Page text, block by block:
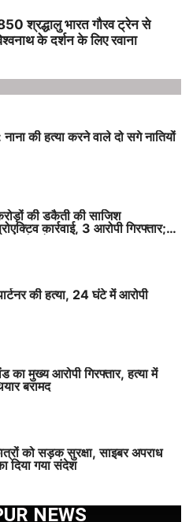
श्रद्धालु भारत गौरव ट्रेन से
के दर्शन के लिए रवाना
की हत्या करने वाले दो सगे नातियों
की डकैती की साजिश
कार्रवाई, 3 आरोपी गिरफ्तार;
और मोबाइल बरामद
की हत्या, 24 घंटे में आरोपी
का मुख्य आरोपी गिरफ्तार, हत्या में
बरामद
को सड़क सुरक्षा, साइबर अपराध
दिया गया संदेश
NEWS